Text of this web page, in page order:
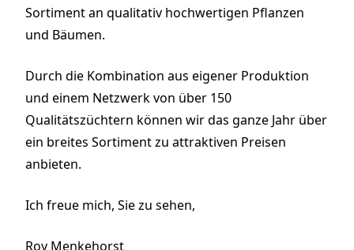
Sortiment an qualitativ hochwertigen Pflanzen
und Bäumen.
Durch die Kombination aus eigener Produktion
und einem Netzwerk von über 150
Qualitätszüchtern können wir das ganze Jahr über
ein breites Sortiment zu attraktiven Preisen
anbieten.
Ich freue mich, Sie zu sehen,
Roy Menkehorst